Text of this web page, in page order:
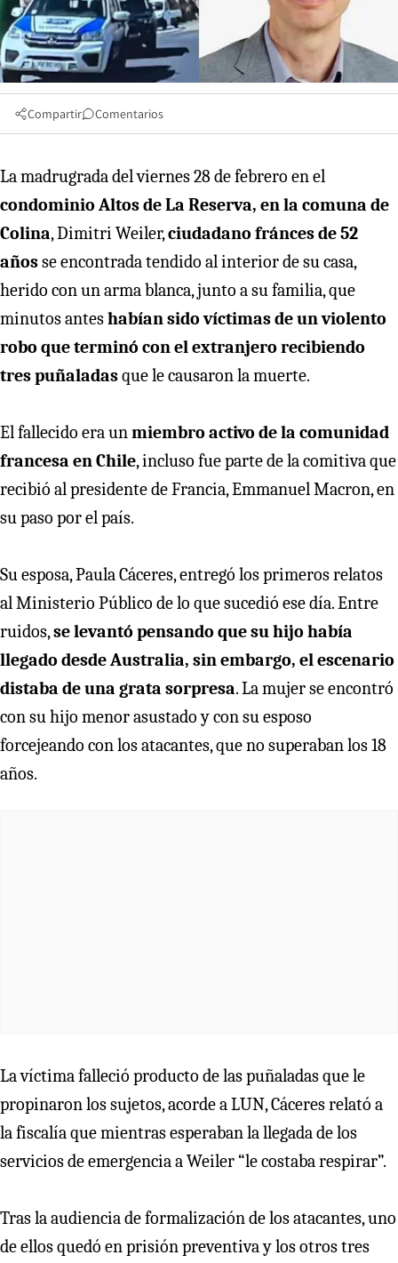
Compartir Comentarios
La madrugrada del viernes 28 de febrero en el
condominio Altos de La Reserva, en la comuna de
Colina, Dimitri Weiler,ciudadano fránces de 52
añosse encontrada tendido al interior de su casa,
herido con un arma blanca, junto a su familia, que
minutos anteshabían sido víctimas de un violento
robo que terminó con el extranjero recibiendo
tres puñaladasque le causaron la muerte.
El fallecido era unmiembro activo de la comunidad
francesa en Chile, incluso fue parte de la comitiva que
recibió al presidente de Francia, Emmanuel Macron, en
su paso por el país.
Su esposa, Paula Cáceres, entregó los primeros relatos
al Ministerio Público de lo que sucedió ese día. Entre
ruidos,se levantó pensando que su hijo había
llegado desde Australia, sin embargo, el escenario
distaba de una grata sorpresa. La mujer se encontró
con su hijo menor asustado y con su esposo
forcejeando con los atacantes, que no superaban los 18
años.
La víctima falleció producto de las puñaladas que le
propinaron los sujetos, acorde a LUN, Cáceres relató a
la fiscalía que mientras esperaban la llegada de los
servicios de emergencia a Weiler “le costaba respirar”.
Tras la audiencia de formalización de los atacantes, uno
de ellos quedó en prisión preventiva y los otros tres